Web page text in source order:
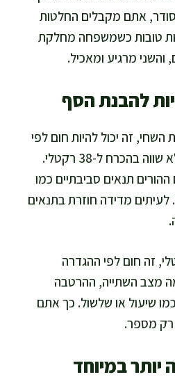
אתם מקבלים החלטות
טובות כשמשפחה מחלקת
מרגיע ומאכיל.
להבנת הסף
מודדים 37.6 בבית השחי, זה יכול להיות חום לפי
הסף לבית השחי, אבל זה לא שווה בהכרח ל-38 רקטלי.
תנאים סביבתיים כמו
מדידה חוזרת בתנאים
מודדים 38.2 רקטלי, זה חום לפי ההגדרה
מצב השתייה, ההרטבה
שיעול או שלשול. כך אתם
רק מספר.
במיוחד